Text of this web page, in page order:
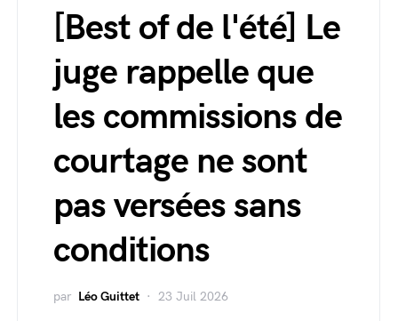
[Best of de l'été] Le
juge rappelle que
les commissions de
courtage ne sont
pas versées sans
conditions
par Léo Guittet 23 Juil 2026